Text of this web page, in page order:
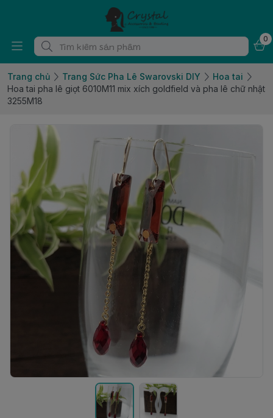
0
Trang chủ Trang Sức Pha Lê Swarovski DIY
Hoa tai
Hoa tai pha lê giọt 6010M11 mix xích goldfield và pha lê chữ nhật
3255M18